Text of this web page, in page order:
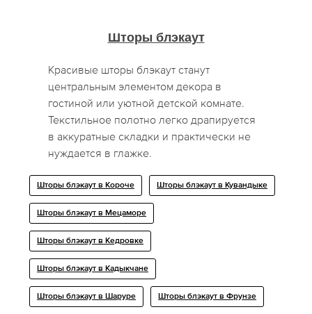
Шторы блэкаут
Красивые шторы блэкаут станут
центральным элементом декора в
гостиной или уютной детской комнате.
Текстильное полотно легко драпируется
в аккуратные складки и практически не
нуждается в глажке.
Шторы блэкаут в Короче Шторы блэкаут в Кувандыке
Шторы блэкаут в Мецаморе
Шторы блэкаут в Кедровке
Шторы блэкаут в Кадыкчане
Шторы блэкаут в Шаруре Шторы блэкаут в Фрунзе